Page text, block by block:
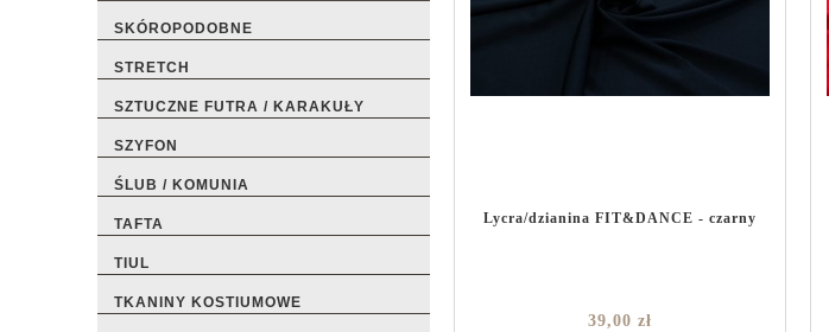
SKÓROPODOBNE
STRETCH
SZTUCZNE FUTRA / KARAKUŁY
SZYFON
ŚLUB / KOMUNIA
TAFTA
TIUL
TKANINY KOSTIUMOWE
Lycra/dzianina FIT&DANCE - czarny
39,00 zł